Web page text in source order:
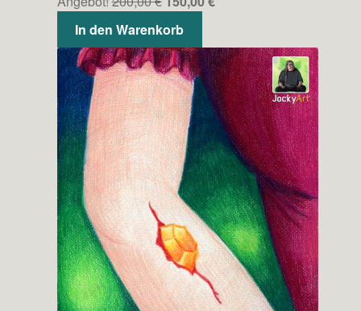
Preis
war:
200,00 €150,00 €.
In den Warenkorb